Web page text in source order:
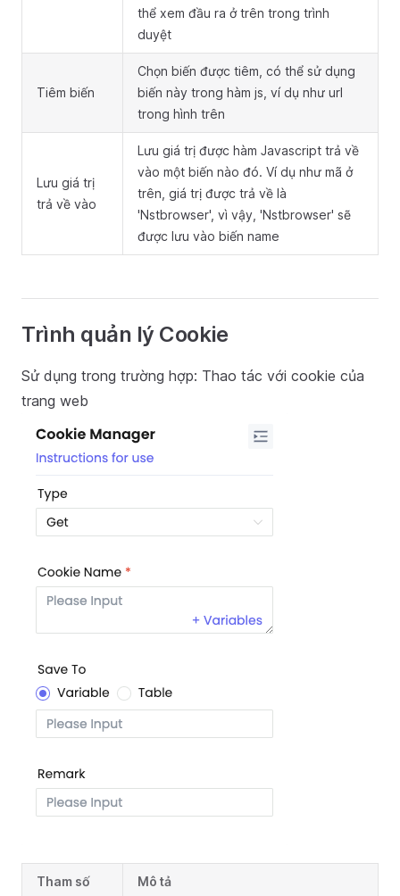
thể xem đầu ra ở trên trong trình
duyệt
Tiêm biến
Chọn biến được tiêm, có thể sử dụng
biến này trong hàm js, ví dụ như url
trong hình trên
Lưu giá trị
trả về vào
Lưu giá trị được hàm Javascript trả về
vào một biến nào đó. Ví dụ như mã ở
trên, giá trị được trả về là
'Nstbrowser', vì vậy, 'Nstbrowser' sẽ
được lưu vào biến name
Trình quản lý Cookie
Sử dụng trong trường hợp: Thao tác với cookie của
trang web
Tham số Mô tả